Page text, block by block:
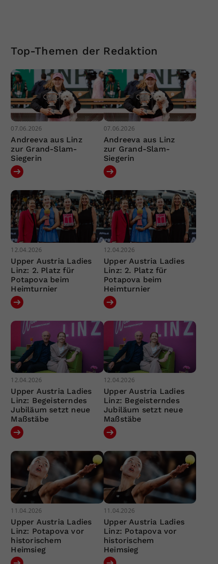
Top-Themen der Redaktion
07.06.2026
Andreeva aus Linz
zur Grand-Slam-
Siegerin
07.06.2026
Andreeva aus Linz
zur Grand-Slam-
Siegerin
12.04.2026
Upper Austria Ladies
Linz: 2. Platz für
Potapova beim
Heimturnier
12.04.2026
Upper Austria Ladies
Linz: 2. Platz für
Potapova beim
Heimturnier
12.04.2026
Upper Austria Ladies
Linz: Begeisterndes
Jubiläum setzt neue
Maßstäbe
12.04.2026
Upper Austria Ladies
Linz: Begeisterndes
Jubiläum setzt neue
Maßstäbe
11.04.2026
Upper Austria Ladies
Linz: Potapova vor
historischem
Heimsieg
11.04.2026
Upper Austria Ladies
Linz: Potapova vor
historischem
Heimsieg